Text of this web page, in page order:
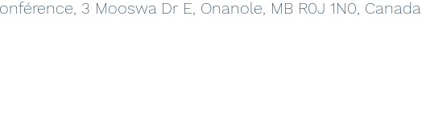
3 Mooswa Dr E, Onanole, MB R0J 1N0, Canada